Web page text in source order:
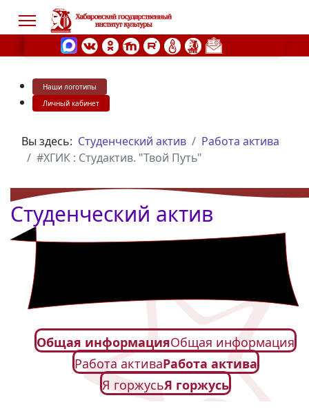
Наши логотипы
Личный кабинет
Вы здесь: Студенческий актив
Работа актива
#ХГИК : Студактив. "Твой Путь"
Студенческий актив
Общая информацияОбщая информация
Работа активаРабота актива
Я горжусьЯ горжусь